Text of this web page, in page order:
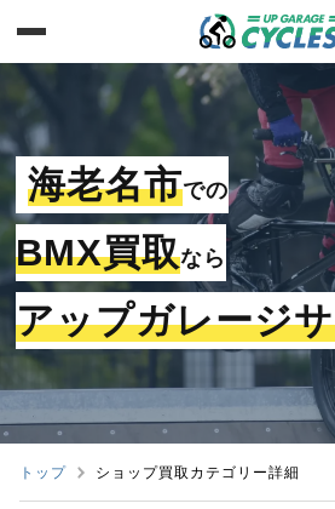
海老名市での
BMX買取なら
アップガレージ
トップ ショップ買取カテゴリー詳細